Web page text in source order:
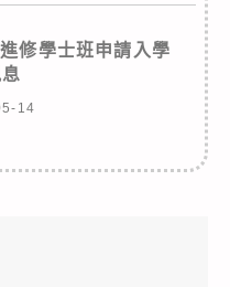
修學士班申請入學
14